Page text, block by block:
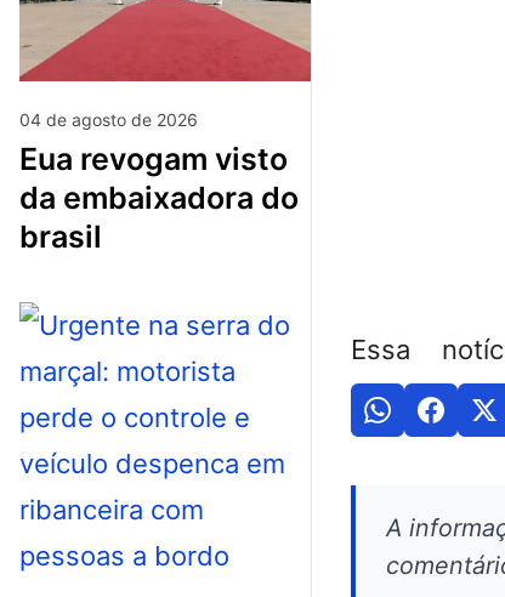
04 de agosto de 2026
eua revogam visto
da embaixadora do
brasil
Essa
A